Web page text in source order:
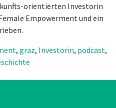
orientierten Investorin
Empowerment und ein
, graz, Investorin, podcast,